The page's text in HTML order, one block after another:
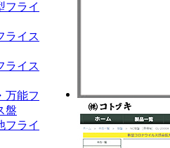
フライ
ライス
ライス
万能フ
盤
フライ